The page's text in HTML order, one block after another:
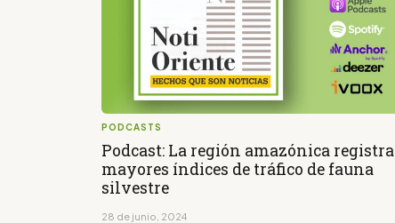
PODCASTS
Podcast: La región amazónica registra
mayores índices de tráfico de fauna
silvestre
28 de junio, 2024